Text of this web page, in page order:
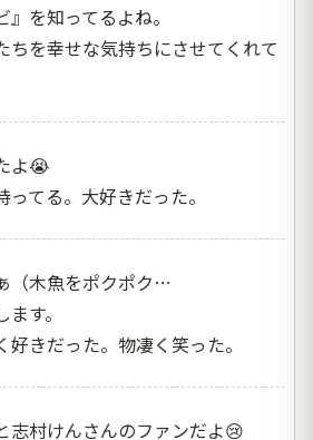
を知ってるよね。
ちを幸せな気持ちにさせてくれて
よ😭
てる。大好きだった。
（木魚をポクポク…
す。
きだった。物凄く笑った。
志村けんさんのファンだよ😢